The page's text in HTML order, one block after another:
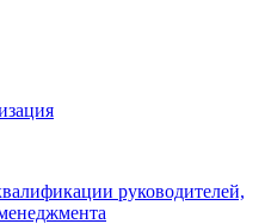
руководителей,